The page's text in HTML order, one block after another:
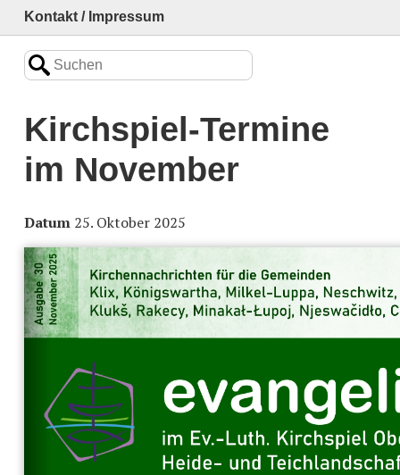
Kontakt / Impressum
Kirchspiel-Termine
im November
Datum 25. Oktober 2025